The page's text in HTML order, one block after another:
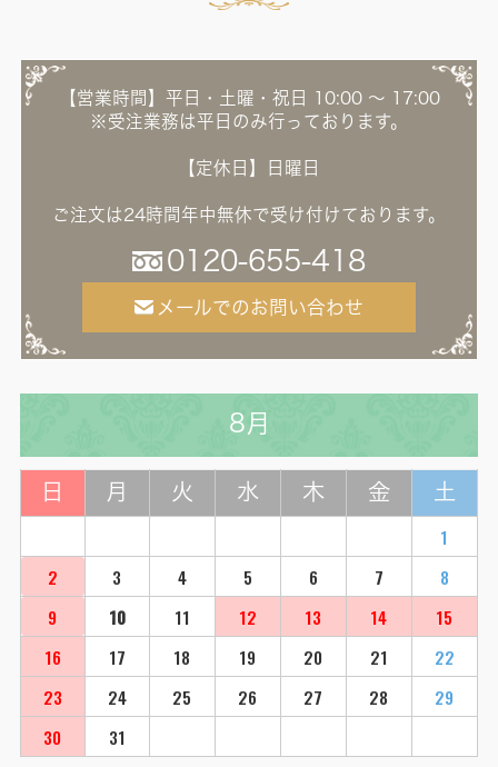
【営業時間】平日・土曜・祝日 10:00 ～ 17:00
※受注業務は平日のみ行っております。
【定休日】日曜日
ご注文は24時間年中無休で受け付けております。
0120-655-418
メールでのお問い合わせ
8月
日 月 火 水 木 金 土
1
2
3 4 5 6 7
8
9
10 11 12 13 14
15
16
17 18 19 20 21
22
23
24 25 26 27 28
29
30
31